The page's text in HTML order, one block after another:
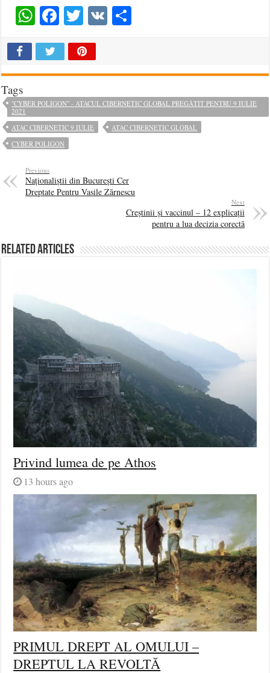
WhatsApp
Facebook
Twitter
VK
Tags
"CYBER POLIGON" - ATACUL CIBERNETIC GLOBAL PREGĂTIT PENTRU 9 IULIE
2021
ATAC CIBERNETIC 9 IULIE
ATAC CIBERNETIC GLOBAL
CYBER POLIGON
Previous
Naționaliștii din București Cer
Dreptate Pentru Vasile Zărnescu
Next
Creștinii și vaccinul – 12 explicații
pentru a lua decizia corectă
Related Articles
Privind lumea de pe Athos
13 hours ago
PRIMUL DREPT AL OMULUI –
DREPTUL LA REVOLTĂ